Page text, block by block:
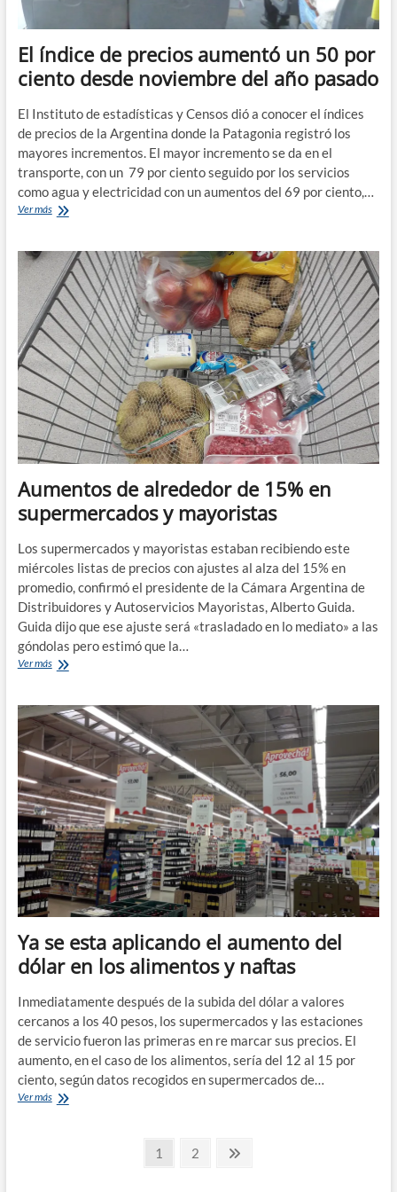
El índice de precios aumentó un 50 por
ciento desde noviembre del año pasado
El Instituto de estadísticas y Censos dió a conocer el índices
de precios de la Argentina donde la Patagonia registró los
mayores incrementos. El mayor incremento se da en el
transporte, con un 79 por ciento seguido por los servicios
como agua y electricidad con un aumentos del 69 por ciento,…
Ver másEl
precios
aumentó
un
50
por
ciento
desde
noviembre
del
año
pasado
Aumentos de alrededor de 15% en
supermercados y mayoristas
Los supermercados y mayoristas estaban recibiendo este
miércoles listas de precios con ajustes al alza del 15% en
promedio, confirmó el presidente de la Cámara Argentina de
Distribuidores y Autoservicios Mayoristas, Alberto Guida.
Guida dijo que ese ajuste será «trasladado en lo mediato» a las
góndolas pero estimó que la…
Ver másAumentos
de
15%
en
supermercados
mayoristas
Ya se esta aplicando el aumento del
dólar en los alimentos y naftas
Inmediatamente después de la subida del dólar a valores
cercanos a los 40 pesos, los supermercados y las estaciones
de servicio fueron las primeras en re marcar sus precios. El
aumento, en el caso de los alimentos, sería del 12 al 15 por
ciento, según datos recogidos en supermercados de…
Ver másYa
Página
1 Página
2